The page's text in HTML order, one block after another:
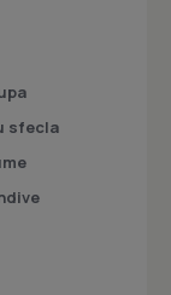
sfecla